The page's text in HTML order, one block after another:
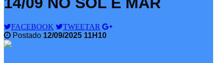
FACEBOOK
TWEETAR
Postado 12/09/2025 11H10